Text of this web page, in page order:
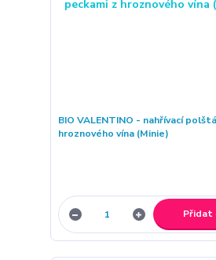
BIO VALENTINO - nahřívací
hroznového vína (Minie)
Přidat